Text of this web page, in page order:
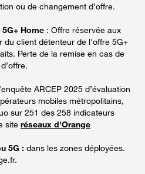
ou de changement d’offre.
Home : Offre réservée aux
du client détenteur de l'offre 5G+
Perte de la remise en cas de
ARCEP 2025 d’évaluation
mobiles métropolitains,
sur 251 des 258 indicateurs
site réseaux d'Orange
5G : dans les zones déployées.